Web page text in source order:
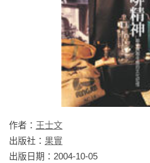
作者： 王士文
出版社： 果實
出版日期：2004-10-05